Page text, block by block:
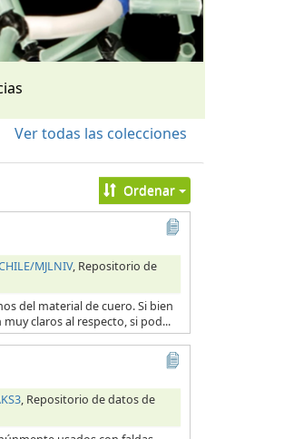
Ver todas las colecciones
Ordenar
MJLNIV, Repositorio de
del material de cuero. Si bien
claros al respecto, si pod...
, Repositorio de datos de